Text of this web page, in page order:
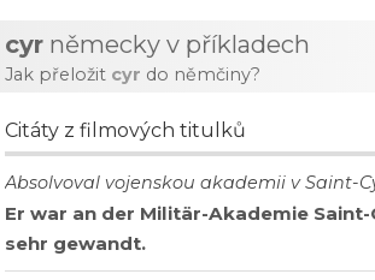
cyr německy v příkladech
Jak přeložit cyr do němčiny?
Citáty z filmových titulků
Absolvoval vojenskou akademii v Saint-
Er war an der Militär-Akademie
sehr gewandt.